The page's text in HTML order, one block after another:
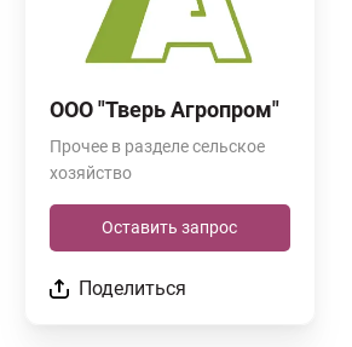
ООО "Тверь Агропром"
Прочее в разделе сельское
хозяйство
Оставить запрос
Поделиться